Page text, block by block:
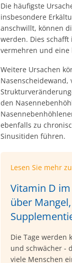
Die häufigste
insbesondere
anschwillt, können
werden. Dies
vermehren und eine
Weitere Ursachen
Nasenscheidewand,
den
ebenfalls zu
Sinusitiden führen.
Lesen Sie mehr
Vitamin D
über
Die Tage werden
und schwächer -
viele Menschen